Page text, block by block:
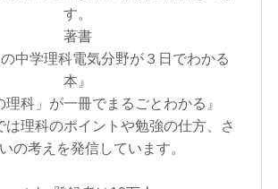
す。
著書
の中学理科電気分野が３日でわかる
本』
理科」が一冊でまるごとわかる』
は理科のポイントや勉強の仕方、さ
の考えを発信しています。